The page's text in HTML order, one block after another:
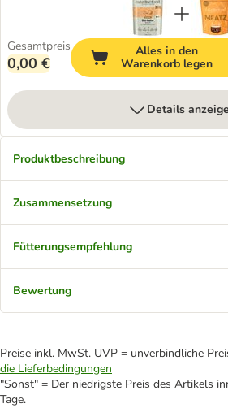
Gesamtpreis
0,00 €
Alles in den
Warenkorb legen
Details
Produktbeschreibung
Zusammensetzung
Fütterungsempfehlung
Bewertung
Preise inkl. MwSt. UVP = unverbindliche
die Lieferbedingungen
"Sonst" = Der niedrigste Preis des Artikels
Tage.